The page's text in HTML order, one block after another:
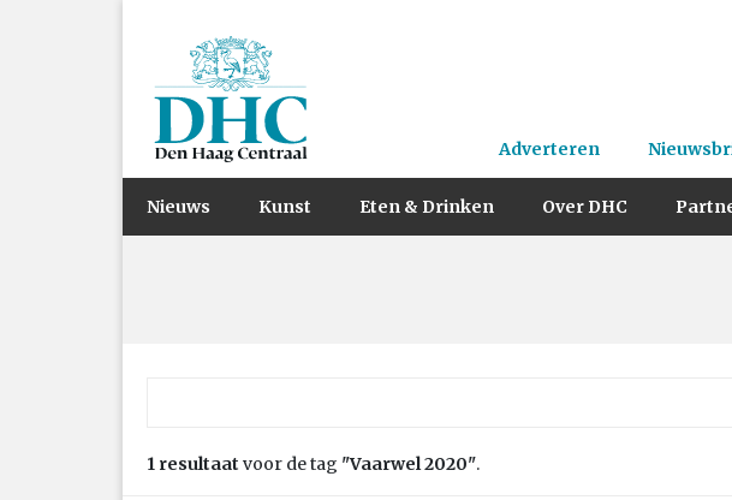
Adverteren
Nieuws Kunst Eten & Drinken Over DHC
1 resultaat voor de tag "Vaarwel 2020".